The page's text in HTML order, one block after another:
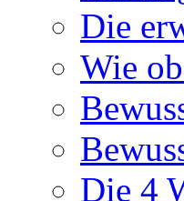
Die
Wie
Die 4